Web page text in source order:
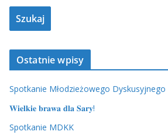
Ostatnie wpisy
Spotkanie Młodzieżowego Dyskusyjnego
𝐖𝐢𝐞𝐥𝐤𝐢𝐞 𝐛𝐫𝐚𝐰𝐚 𝐝𝐥𝐚 𝐒𝐚𝐫𝐲!
Spotkanie MDKK